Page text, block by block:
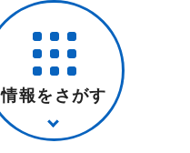
情報をさがす